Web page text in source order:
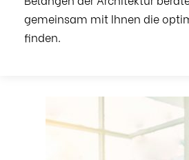
gemeinsam mit Ihnen die
finden.